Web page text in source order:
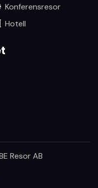
Konferensresor
Hotell
Resor AB